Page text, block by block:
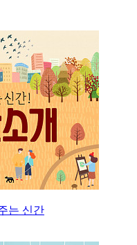
는 신간